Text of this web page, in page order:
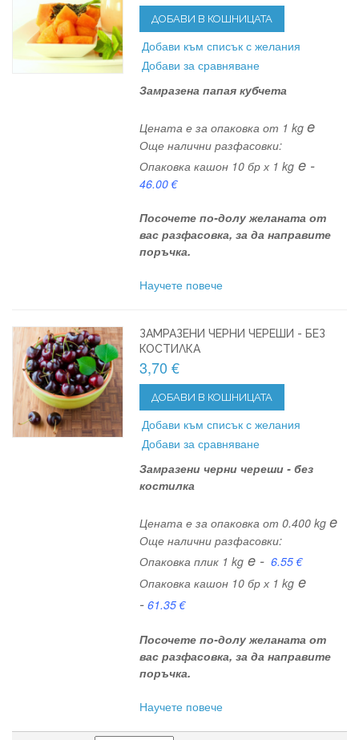
ДОБАВИ В КОШНИЦАТА
Добави към списък с желания
Добави за сравняване
Замразена папая кубчета
Цената е за опаковка от 1 kge
Още налични разфасовки:
Опаковка кашон 10 бр х 1 kg e -
46.00 €
Посочете по-долу желаната от
вас разфасовка, за да направите
поръчка.
Научете повече
ЗАМРАЗЕНИ ЧЕРНИ ЧЕРЕШИ - БЕЗ
КОСТИЛКА
3,70 €
ДОБАВИ В КОШНИЦАТА
Добави към списък с желания
Добави за сравняване
Замразени черни череши - без
костилка
Цената е за опаковка от 0.400 kge
Още налични разфасовки:
Опаковка плик 1 kg e - 6.55 €
Опаковка кашон 10 бр х 1 kg e
- 61.35 €
Посочете по-долу желаната от
вас разфасовка, за да направите
поръчка.
Научете повече